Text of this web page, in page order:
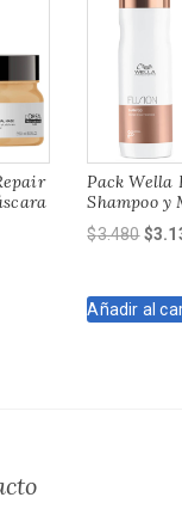
Pack Wella
Shampoo y
$3.480 El
era:
$
Añadir al